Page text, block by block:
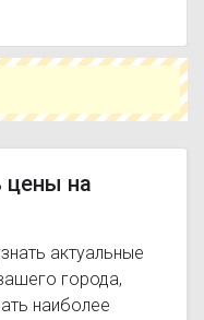
и выбрать
цены на
актуальные
города,
наиболее